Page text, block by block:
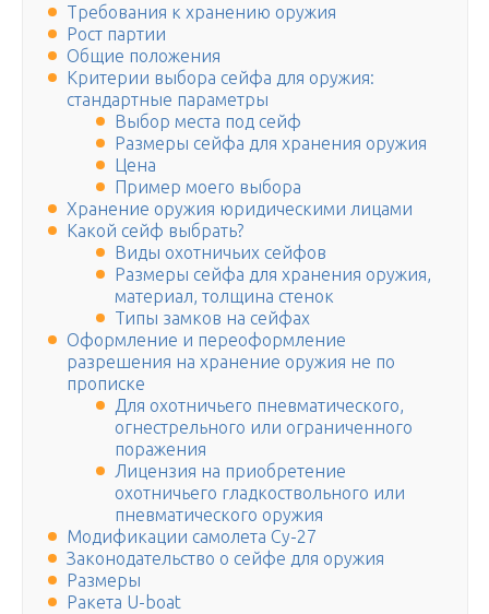
Требования к хранению оружия
Рост партии
Общие положения
Критерии выбора сейфа для оружия:
стандартные параметры
Выбор места под сейф
Размеры сейфа для хранения оружия
Цена
Пример моего выбора
Хранение оружия юридическими лицами
Какой сейф выбрать?
Виды охотничьих сейфов
Размеры сейфа для хранения оружия,
материал, толщина стенок
Типы замков на сейфах
Оформление и переоформление
разрешения на хранение оружия не по
прописке
Для охотничьего пневматического,
огнестрельного или ограниченного
поражения
Лицензия на приобретение
охотничьего гладкоствольного или
пневматического оружия
Модификации самолета Су-27
Законодательство о сейфе для оружия
Размеры
Ракета U-boat